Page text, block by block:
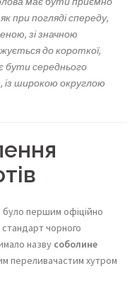
при погляді спереду,
зі значною
до короткої,
бути середнього
широкою округлою
було першим офіційно
чорного
назву соболине
переливачастим хутром